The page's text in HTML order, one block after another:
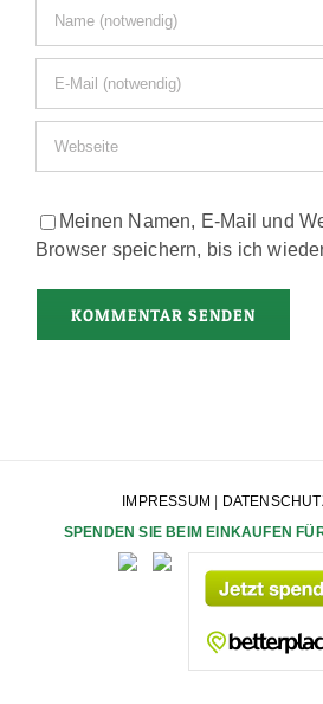
Meinen Namen, E-Mail und
Browser speichern, bis ich
IMPRESSUM
SPENDEN SIE BEIM EINKAUFEN